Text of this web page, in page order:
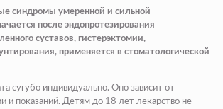
синдромы умеренной и сильной
после эндопротезирования
суставов, гистерэктомии,
применяется в стоматологической
сугубо индивидуально. Оно зависит от
и показаний. Детям до 18 лет лекарство не